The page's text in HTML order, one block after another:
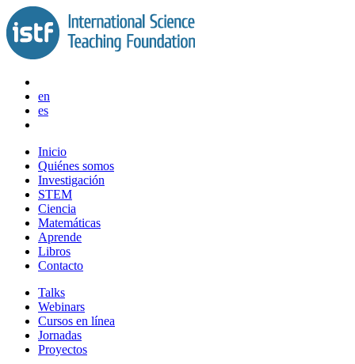
Saltar
al
contenido
en
es
Inicio
Quiénes somos
Investigación
STEM
Ciencia
Matemáticas
Aprende
Libros
Contacto
Talks
Webinars
Cursos en línea
Jornadas
Proyectos